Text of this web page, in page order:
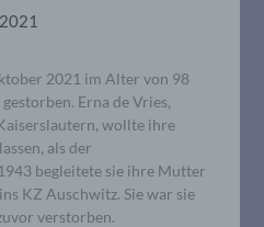
2021 im Alter von 98
Erna de Vries,
wollte ihre
als der
begleitete sie ihre Mutter
KZ Auschwitz. Sie war sie
verstorben.